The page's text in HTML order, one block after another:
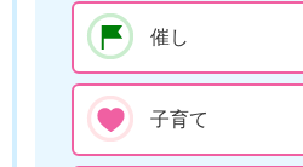
催し
子育て